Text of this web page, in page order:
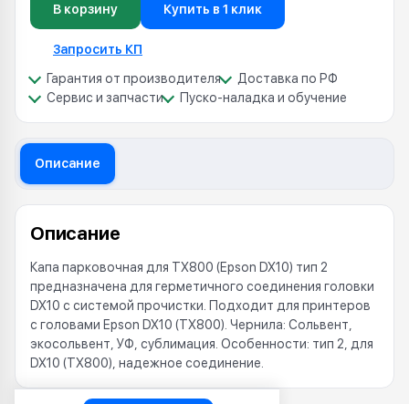
В корзину Купить в 1 клик
Запросить КП
Гарантия от производителя
Доставка по РФ
Сервис и запчасти
Пуско-наладка и обучение
Описание
Описание
Капа парковочная для TX800 (Epson DX10) тип 2
предназначена для герметичного соединения головки
DX10 с системой прочистки. Подходит для принтеров
с головами Epson DX10 (TX800). Чернила: Сольвент,
экосольвент, УФ, сублимация. Особенности: тип 2, для
DX10 (TX800), надежное соединение.